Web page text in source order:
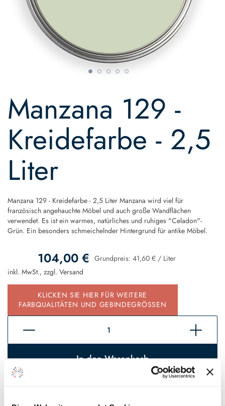
Manzana 129 -
Kreidefarbe - 2,5
Liter
Manzana 129 - Kreidefarbe - 2,5 Liter Manzana wird viel für
französisch angehauchte Möbel und auch große Wandflächen
verwendet. Es ist ein warmes, natürliches und ruhiges "Celadon"-
Grün. Ein besonders schmeichelnder Hintergrund für antike Möbel.
104,00 € Grundpreis: 41,60 € / Liter
inkl. MwSt., zzgl. Versand
KLICKEN SIE HIER FÜR WEITERE
FARBQUALITÄTEN UND GEBINDEGRÖSSEN
In den Warenkorb
the
beginning
the
images